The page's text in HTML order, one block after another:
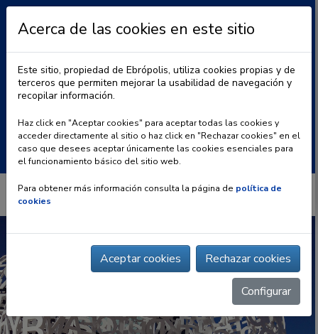
BLOG | CONTACTO
Buscar:
Acerca de las cookies en este sitio
Este sitio, propiedad de Ebrópolis, utiliza cookies propias y de
terceros que permiten mejorar la usabilidad de navegación y
recopilar información.
Haz click en "Aceptar cookies" para aceptar todas las cookies y
acceder directamente al sitio o haz click en "Rechazar cookies" en el
caso que desees aceptar únicamente las cookies esenciales para
el funcionamiento básico del sitio web.
Para obtener más información consulta la página de política de
cookies
Aceptar cookies Rechazar cookies
Configurar